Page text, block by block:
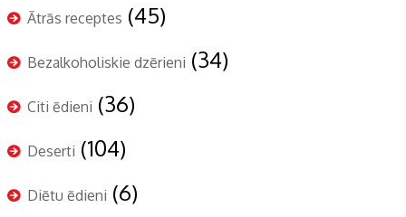
Ātrās receptes (45)
Bezalkoholiskie dzērieni (34)
Citi ēdieni (36)
Deserti (104)
Diētu ēdieni (6)